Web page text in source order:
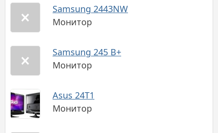
Samsung 2443NW
Монитор
Samsung 245 B+
Монитор
Asus 24T1
Монитор